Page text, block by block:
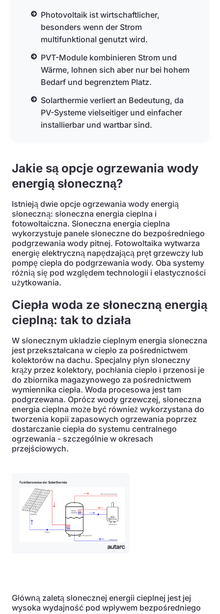
Photovoltaik ist wirtschaftlicher,
besonders wenn der Strom
multifunktional genutzt wird.
PVT-Module kombinieren Strom und
Wärme, lohnen sich aber nur bei hohem
Bedarf und begrenztem Platz.
Solarthermie verliert an Bedeutung, da
PV-Systeme vielseitiger und einfacher
installierbar und wartbar sind.
Jakie są opcje ogrzewania wody
energią słoneczną?
Istnieją dwie opcje ogrzewania wody energią
słoneczną: słoneczna energia cieplna i
fotowoltaiczna. Słoneczna energia cieplna
wykorzystuje panele słoneczne do bezpośredniego
podgrzewania wody pitnej. Fotowoltaika wytwarza
energię elektryczną napędzającą pręt grzewczy lub
pompę ciepła do podgrzewania wody. Oba systemy
różnią się pod względem technologii i elastyczności
użytkowania.
Ciepła woda ze słoneczną energią
cieplną: tak to działa
W słonecznym układzie cieplnym energia słoneczna
jest przekształcana w ciepło za pośrednictwem
kolektorów na dachu. Specjalny płyn słoneczny
krąży przez kolektory, pochłania ciepło i przenosi je
do zbiornika magazynowego za pośrednictwem
wymiennika ciepła. Woda procesowa jest tam
podgrzewana. Oprócz wody grzewczej, słoneczna
energia cieplna może być również wykorzystana do
tworzenia kopii zapasowych ogrzewania poprzez
dostarczanie ciepła do systemu centralnego
ogrzewania - szczególnie w okresach
przejściowych.
Główną zaletą słonecznej energii cieplnej jest jej
wysoka wydajność pod wpływem bezpośredniego